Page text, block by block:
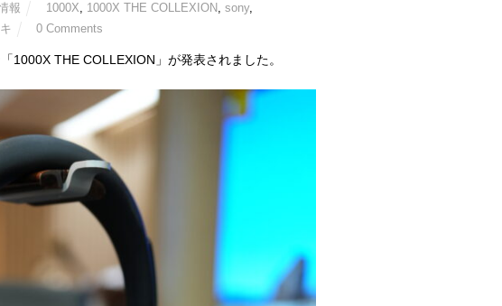
報 1000X 1000X THE COLLEXION, sony,
0 Comments
1000X THE COLLEXION」が発表されました。